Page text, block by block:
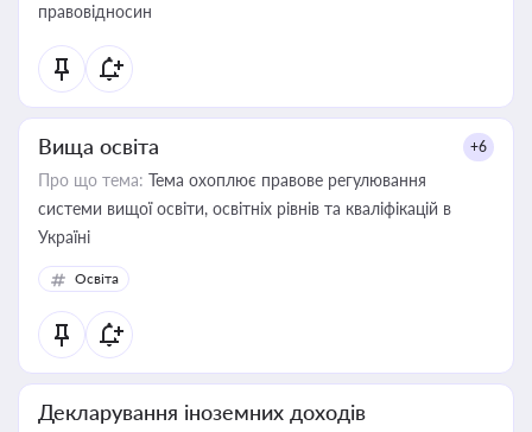
правовідносин
Вища освіта +6
Про що тема: Тема охоплює правове регулювання
системи вищої освіти, освітніх рівнів та кваліфікацій в
Україні
Освіта
Декларування іноземних доходів